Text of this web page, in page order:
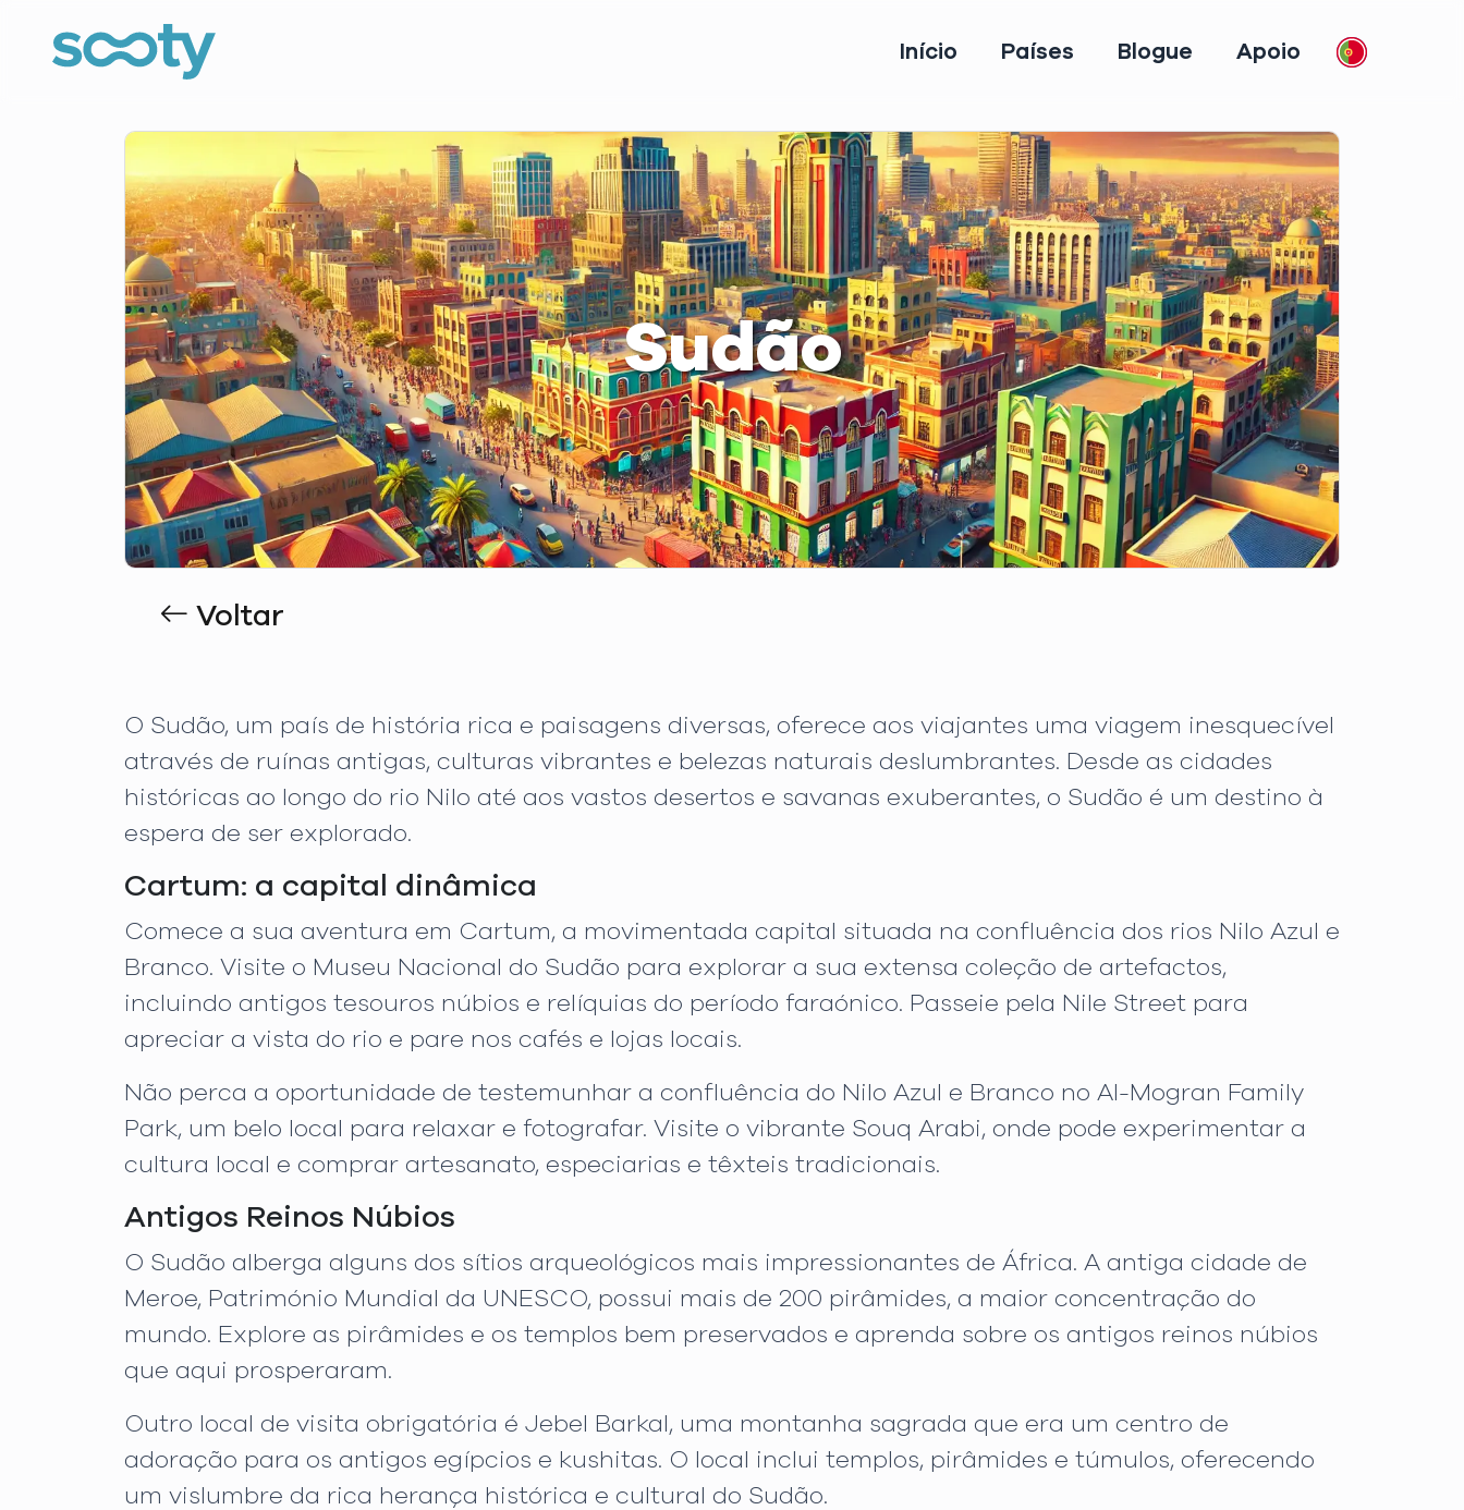
Início Países Blogue Apoio
Sudão
Voltar
O Sudão, um país de história rica e paisagens diversas, oferece aos viajantes uma viagem inesquecível
através de ruínas antigas, culturas vibrantes e belezas naturais deslumbrantes. Desde as cidades
históricas ao longo do rio Nilo até aos vastos desertos e savanas exuberantes, o Sudão é um destino à
espera de ser explorado.
Cartum: a capital dinâmica
Comece a sua aventura em Cartum, a movimentada capital situada na confluência dos rios Nilo Azul e
Branco. Visite o Museu Nacional do Sudão para explorar a sua extensa coleção de artefactos,
incluindo antigos tesouros núbios e relíquias do período faraónico. Passeie pela Nile Street para
apreciar a vista do rio e pare nos cafés e lojas locais.
Não perca a oportunidade de testemunhar a confluência do Nilo Azul e Branco no Al-Mogran Family
Park, um belo local para relaxar e fotografar. Visite o vibrante Souq Arabi, onde pode experimentar a
cultura local e comprar artesanato, especiarias e têxteis tradicionais.
Antigos Reinos Núbios
O Sudão alberga alguns dos sítios arqueológicos mais impressionantes de África. A antiga cidade de
Meroe, Património Mundial da UNESCO, possui mais de 200 pirâmides, a maior concentração do
mundo. Explore as pirâmides e os templos bem preservados e aprenda sobre os antigos reinos núbios
que aqui prosperaram.
Outro local de visita obrigatória é Jebel Barkal, uma montanha sagrada que era um centro de
adoração para os antigos egípcios e kushitas. O local inclui templos, pirâmides e túmulos, oferecendo
um vislumbre da rica herança histórica e cultural do Sudão.